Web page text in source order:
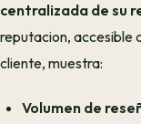
centralizada de su
reputacion, accesible
cliente, muestra:
Volumen de